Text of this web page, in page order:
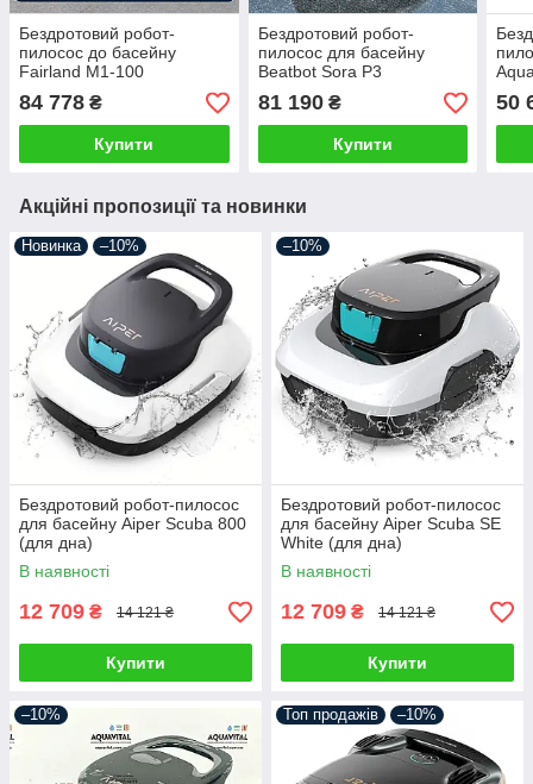
Бездротовий робот-
пилосос до басейну
Fairland M1-100
84 778 ₴
Купити
Бездротовий робот-
пилосос для басейну
Beatbot Sora P3
81 190₴
Купити
50
Акційні пропозиції та новинки
Новинка –10%
Бездротовий робот-пилосос
для басейну Aiper Scuba 800
(для дна)
В наявності
12 709 ₴ 14 121 ₴
Купити
–10%
Бездротовий робот-пилосос
для басейну Aiper Scuba SE
White (для дна)
В наявності
12 709 ₴ 14 121 ₴
Купити
–10% Топ продажів –10%